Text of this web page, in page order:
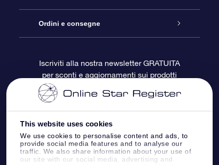
This website uses cookies
We use cookies to personalise content and ads, to
provide social media features and to analyse our
traffic. We also share information about your use of
our site with our social media, advertising and
Blog
OSR Recensioni
Pacchetto regalo OSR
Gift Card OSR
Doni aziendali
Registro stellare
Star Page personalizzata
One Million Stars
OSR Starsaver
App VR ‘Fly me to the stars’
Ordini e consegne
Informazioni di Pagamento
Politica di reso
Costellazioni
Iscriviti alla nostra newsletter GRATUITA
per sconti e aggiornamenti sui prodotti